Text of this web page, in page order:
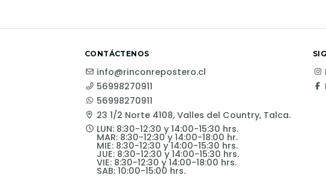
CONTÁCTENOS
info@rinconrepostero.cl
56998270911
56998270911
23 1/2 Norte 4108, Valles del Country, Talca.
LUN: 8:30-12:30 y 14:00-15:30 hrs.
MAR: 8:30-12:30 y 14:00-18:00 hr.
MIE: 8:30-12:30 y 14:00-15:30 hrs.
JUE: 8:30-12:30 y 14:00-15:30 hrs.
VIE: 8:30-12:30 y 14:00-18:00 hrs.
SAB: 10:00-15:00 hrs.